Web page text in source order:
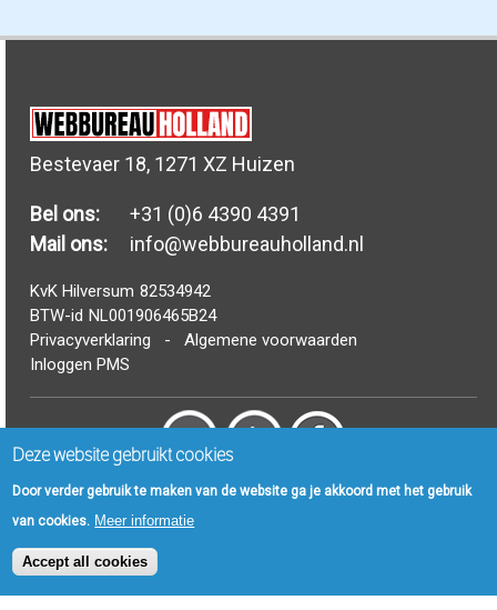
Bestevaer 18, 1271 XZ Huizen
Bel ons:
+31 (0)6 4390 4391
Mail ons:
info@webbureauholland.nl
KvK Hilversum 82534942
BTW-id NL001906465B24
Privacyverklaring -Algemene voorwaarden
Inloggen PMS
© Webbureau Holland B.V. 2006 - 2024
FAQ|Drupal Woordenboek
Deze website gebruikt cookies
Door verder gebruik te maken van de website ga je akkoord met het gebruik
van cookies. Meer informatie
Accept all cookies